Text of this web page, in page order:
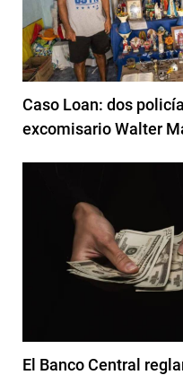
Caso Loan: dos
excomisario Walter
El Banco Central